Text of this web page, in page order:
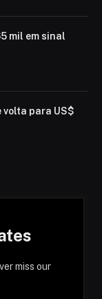
mil em sinal
volta para US$
miss our